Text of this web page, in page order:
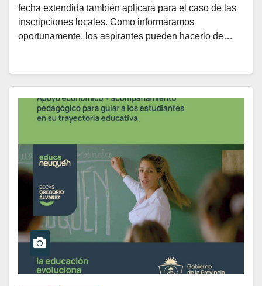
fecha extendida también aplicará para el caso de las
inscripciones locales. Como informáramos
oportunamente, los aspirantes pueden hacerlo de…